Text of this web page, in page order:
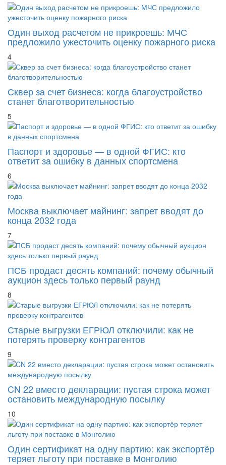
Один выход расчетом не прикроешь: МЧС
предложило ужесточить оценку пожарного риска
4
Сквер за счет бизнеса: когда благоустройство
станет благотворительностью
5
Паспорт и здоровье — в одной ФГИС: кто
ответит за ошибку в данных спортсмена
6
Москва выключает майнинг: запрет вводят до
конца 2032 года
7
ПСБ продаст десять компаний: почему обычный
аукцион здесь только первый раунд
8
Старые выгрузки ЕГРЮЛ отключили: как не
потерять проверку контрагентов
9
CN 22 вместо декларации: пустая строка может
остановить международную посылку
10
Один сертификат на одну партию: как экспортёр
теряет льготу при поставке в Монголию